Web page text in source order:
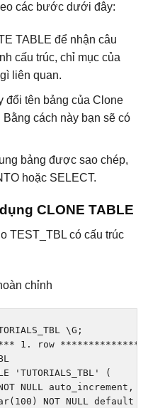
các bước dưới đây:
TABLE để nhận câu
cấu trúc, chỉ mục của
liên quan.
đổi tên bảng của Clone
cách này bạn sẽ có
bảng được sao chép,
hoặc SELECT.
CLONE TABLE
TEST_TBL có cấu trúc
chỉnh
\G ;
1. row
'TUTORIALS_TBL'
(
NULL auto_increment ,
( 100 ) NOT NULL default